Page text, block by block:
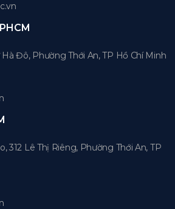
Hà Đô, Phường Thới An, TP Hồ Chí Minh
312 Lê Thị Riêng, Phường Thới An, TP